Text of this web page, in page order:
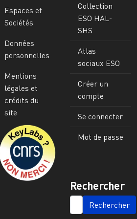
Espaces et
Sociétés
Données
personnelles
Mentions
légales et
crédits du
site
Image
Collection
ESO HAL-
SHS
Atlas
sociaux ESO
Créer un
compte
Se connecter
Mot de passe
Rechercher
SEARCH